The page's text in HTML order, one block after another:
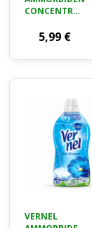
CONCENTRATO
OXYGEN (78
PER TUTTI I
MORBIDEZZA
IRRESISTIBILE
FRESCHEZZA
DI LUNGA
DURATA
5,99 €
VERNEL